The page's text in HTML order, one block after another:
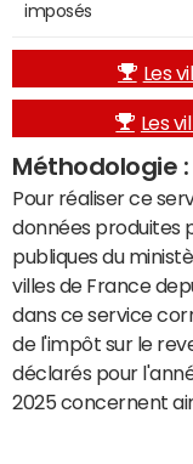
imposés
Les
Les
Méthodologie :
Pour réaliser ce
données produites
publiques du
villes de France
dans ce service
de l'impôt sur le
déclarés pour
2025 concernent